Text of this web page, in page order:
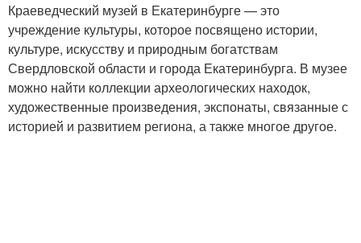
Краеведческий музей в Екатеринбурге — это
учреждение культуры, которое посвящено истории,
культуре, искусству и природным богатствам
Свердловской области и города Екатеринбурга. В музее
можно найти коллекции археологических находок,
художественные произведения, экспонаты, связанные с
историей и развитием региона, а также многое другое.